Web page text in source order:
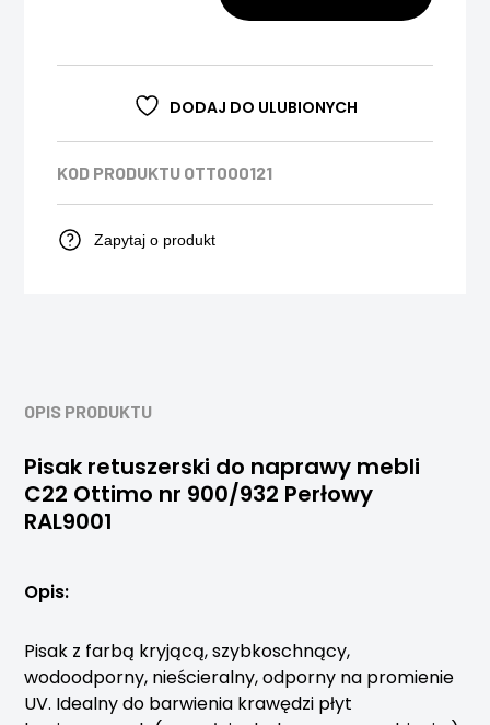
DODAJ DO ULUBIONYCH
KOD PRODUKTU OTT000121
Zapytaj o produkt
OPIS PRODUKTU
Pisak retuszerski do naprawy mebli
C22 Ottimo nr 900/932 Perłowy
RAL9001
Opis:
Pisak z farbą kryjącą, szybkoschnący,
wodoodporny, nieścieralny, odporny na promienie
UV. Idealny do barwienia krawędzi płyt